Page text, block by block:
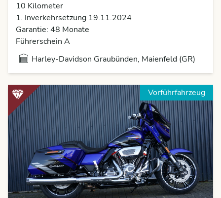
10 Kilometer
1. Inverkehrsetzung 19.11.2024
Garantie: 48 Monate
Führerschein A
Harley-Davidson Graubünden, Maienfeld (GR)
Vorführfahrzeug